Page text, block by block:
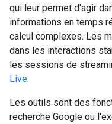
qui leur permet d'agir
informations en temps
calcul complexes. Les
dans les interactions
les sessions de
Live.
Les outils sont des
recherche Google ou